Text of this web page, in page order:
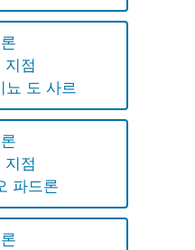
지점
뇨 도 사르
지점
파드론